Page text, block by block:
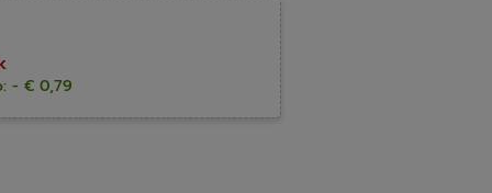
- € 0,79